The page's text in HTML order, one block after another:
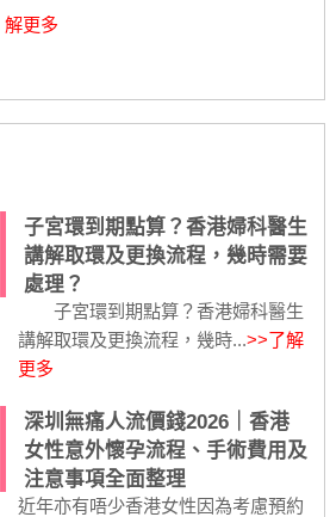
解更多
子宮環到期點算？香港婦科醫生
講解取環及更換流程，幾時需要
處理？
子宮環到期點算？香港婦科醫生
講解取環及更換流程，幾時...>>了解
更多
深圳無痛人流價錢2026｜香港
女性意外懷孕流程、手術費用及
注意事項全面整理
近年亦有唔少香港女性因為考慮預約